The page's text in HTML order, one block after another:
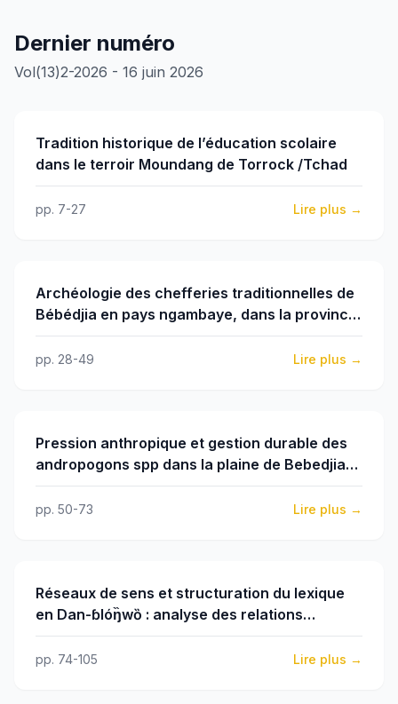
Dernier numéro
Vol(13)2-2026 - 16 juin 2026
Tradition historique de l’éducation scolaire
dans le terroir Moundang de Torrock /Tchad
pp. 7-27 Lire plus →
Archéologie des chefferies traditionnelles de
Bébédjia en pays ngambaye, dans la province
du Logone oriental, au sud du Tchad
pp. 28-49 Lire plus →
Pression anthropique et gestion durable des
andropogons spp dans la plaine de Bebedjia
(sud du Tchad)
pp. 50-73 Lire plus →
Réseaux de sens et structuration du lexique
en Dan-ɓlóŋ̏wȍ : analyse des relations
sémantiques fondamentales
pp. 74-105 Lire plus →